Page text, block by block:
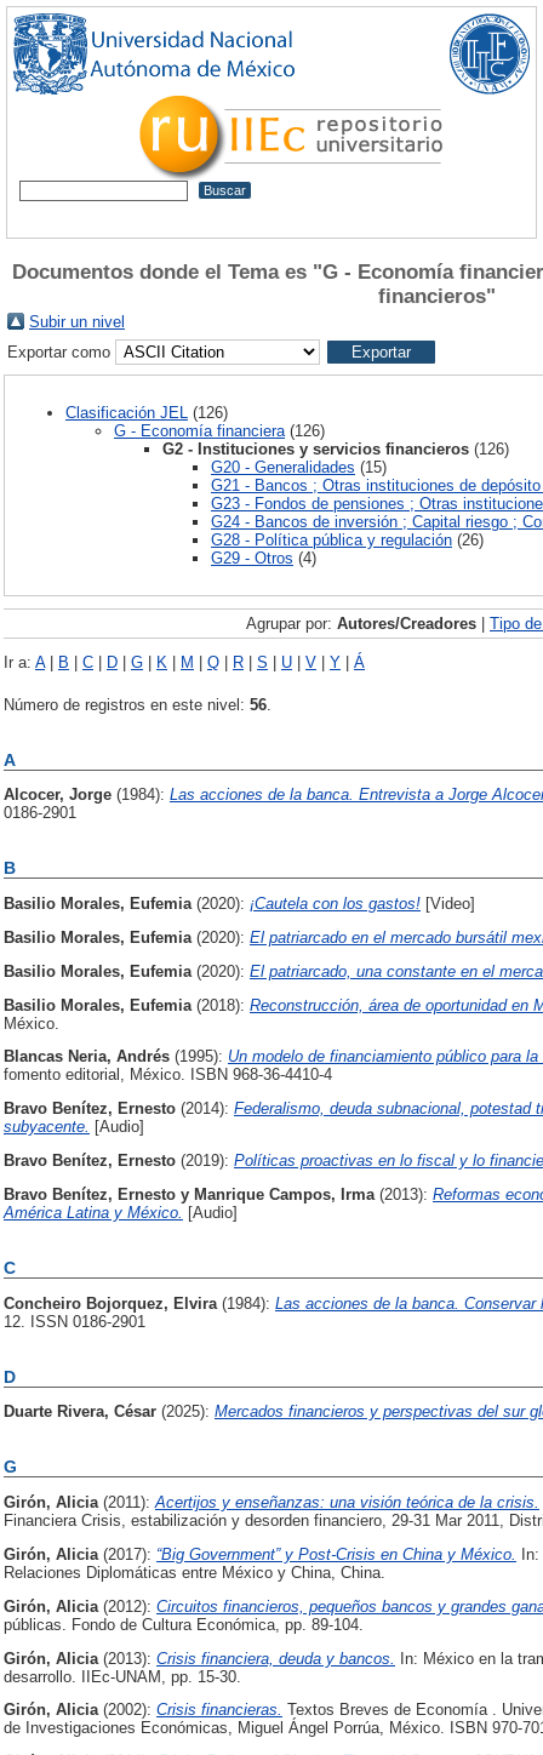
Documentos donde el Tema es "G - Economía
financieros"
Subir un nivel
Exportar como
Clasificación JEL
(126)
G - Economía financiera (126)
G2 - Instituciones y servicios financieros (126)
G20 - Generalidades (15)
G21 - Bancos ; Otras instituciones de
G23 - Fondos de pensiones ; Otras
G24 - Bancos de inversión ; Capital riesgo ;
G28 - Política pública y regulación (26)
G29 - Otros (4)
Agrupar por: Autores/Creadores | Tipo
Ir a: A| B | C | D | G | K | M | Q | R | S | U | V | Y | Á
Número de registros en este nivel: 56
A
Alcocer, Jorge (1984): Las acciones de la banca. Entrevista a Jorge
0186-2901
B
Basilio Morales, Eufemia (2020): ¡Cautela con los gastos! [Video]
Basilio Morales, Eufemia (2020): El patriarcado en el mercado bursátil
Basilio Morales, Eufemia (2020): El patriarcado, una constante en el
Basilio Morales, Eufemia (2018): Reconstrucción, área de oportunidad en
México.
Blancas Neria, Andrés (1995): Un modelo de financiamiento público para
fomento editorial, México. ISBN 968-36-4410-4
Bravo Benítez, Ernesto (2014): Federalismo, deuda subnacional, potestad
subyacente. [Audio]
Bravo Benítez, Ernesto (2019): Políticas proactivas en lo fiscal y lo
Bravo Benítez, Ernesto y Manrique Campos, Irma (2013): Reformas
América Latina y México.
[Audio]
C
Concheiro Bojorquez, Elvira (1984): Las acciones de la banca. Conservar
12. ISSN 0186-2901
D
Duarte Rivera, César (2025): Mercados financieros y perspectivas del sur
G
Girón, Alicia (2011):Acertijos y enseñanzas: una visión teórica de la crisis.
Financiera Crisis, estabilización y desorden financiero, 29-31 Mar 2011,
Girón, Alicia (2017): “Big Government” y Post-Crisis en China y México.
Relaciones Diplomáticas entre México y China, China.
Girón, Alicia (2012): Circuitos financieros, pequeños bancos y grandes
públicas. Fondo de Cultura Económica, pp. 89-104.
Girón, Alicia (2013): Crisis financiera, deuda y bancos.
In: México en la
desarrollo. IIEc-UNAM, pp. 15-30.
Girón, Alicia (2002): Crisis financieras. Textos Breves de Economía .
de Investigaciones Económicas, Miguel Ángel Porrúa, México. ISBN 970-